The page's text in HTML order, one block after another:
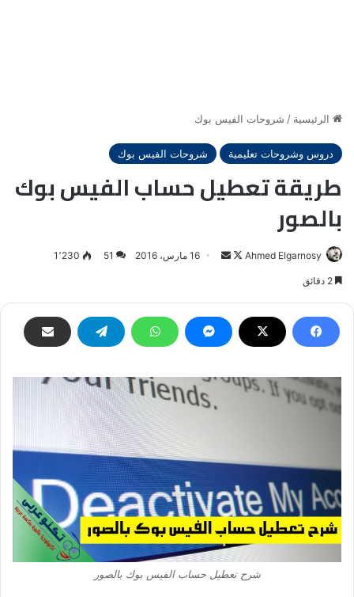
الرئيسية / شروحات الفيس بوك
دروس وشروحات تعليمية شروحات الفيس بوك
طريقة تعطيل حساب الفيس بوك
بالصور
Ahmed Elgarnosy
Followأرسل16 مارس، 2016 51 1٬230
شرح تعطيل حساب الفيس بوك بالصور